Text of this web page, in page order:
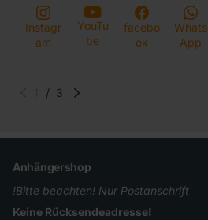
Instagr
am
YouTu
be
facebo
ok
Whats
App
/ 3
Anhängershop
!Bitte beachten! Nur Postanschrift
Keine Rücksendeadresse!